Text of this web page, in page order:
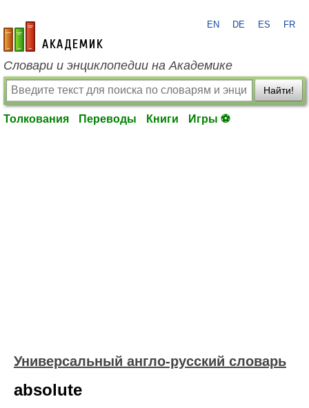
academic.ru
EN DE ES FR
Словари и энциклопедии на Академике
Найти!
Толкования Переводы Книги Игры ⚽
Универсальный англо-русский словарь
absolute